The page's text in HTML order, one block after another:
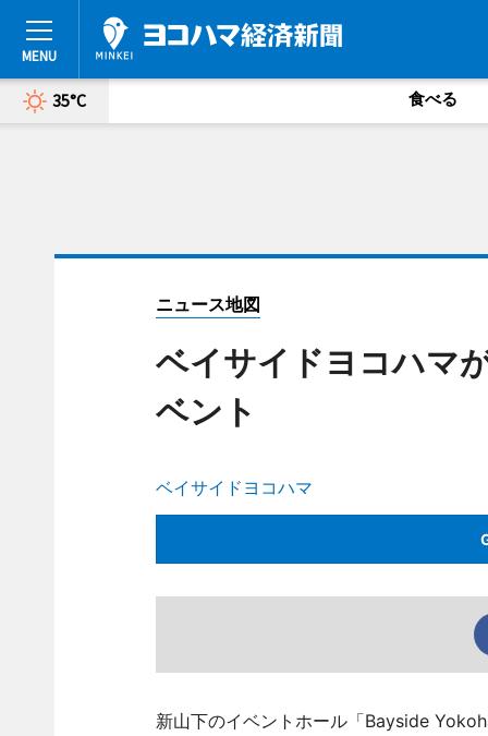
35°C 食べる
ニュース地図
ベイサイドヨコハマ
ベント
ベイサイドヨコハマ
新山下のイベントホール「Bayside